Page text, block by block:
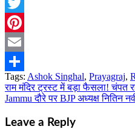
Telegram
Twitter
Pinterest
Email
Share
Tags: Ashok Singhal, Prayagraj,
Post
navigation
राम मंदिर ट्रस्ट में बड़ा फैसला! चंपत
Jammu दौरे पर BJP अध्यक्ष नितिन
Leave a Reply